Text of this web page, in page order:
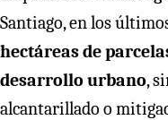
Santiago, en los
hectáreas de
desarrollo urbano,
alcantarillado o